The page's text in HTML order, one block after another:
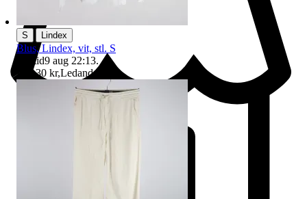
S Lindex
Blus, Lindex, vit, stl. S
Sluttid9 aug 22:13.
Pris:30 kr,Ledande bud .